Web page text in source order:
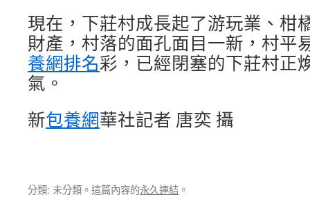
現在，下莊村成長起了游玩業、柑
財產，村落的面孔面目一新，村平
養網排名彩，已經閉塞的下莊村正
氣。
新包養網華社記者 唐奕 攝
分類: 未分類。這篇內容的永久連結 。